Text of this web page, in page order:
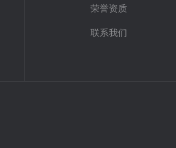
荣誉资质
联系我们